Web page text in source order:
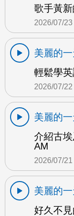
歌手黃
2026/07/23
美麗的
輕鬆學
2026/07/22
美麗的
介紹古
AM
2026/07/21
美麗的
好久不